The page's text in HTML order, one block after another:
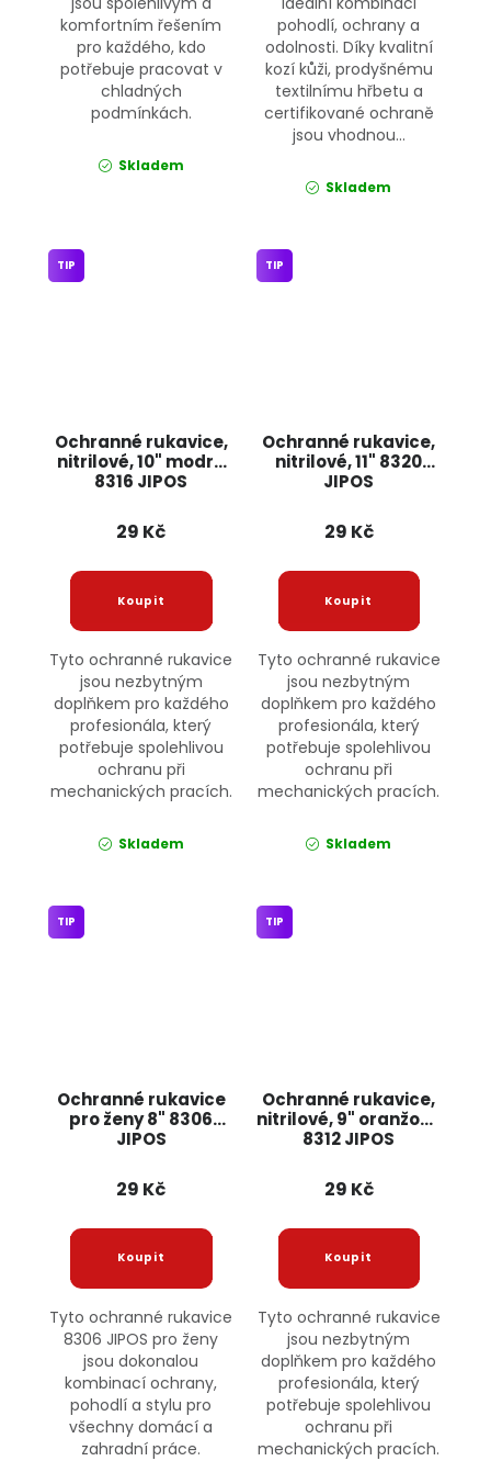
komfortním řešením
pro každého, kdo
potřebuje pracovat v
chladných
podmínkách.
Skladem
pohodlí, ochrany a
odolnosti. Díky kvalitní
kozí kůži, prodyšnému
textilnímu hřbetu a
certifikované ochraně
jsou vhodnou...
Skladem
Ochranné rukavice,
nitrilové, 10" modré
8316 JIPOS
TIP
29 Kč
Tyto ochranné rukavice
jsou nezbytným
doplňkem pro každého
profesionála, který
potřebuje spolehlivou
ochranu při
mechanických pracích.
Skladem
Ochranné rukavice,
nitrilové, 11" 8320
JIPOS
TIP
29 Kč
Tyto ochranné rukavice
jsou nezbytným
doplňkem pro každého
profesionála, který
potřebuje spolehlivou
ochranu při
mechanických pracích.
Skladem
Ochranné rukavice
pro ženy 8" 8306
JIPOS
TIP
29 Kč
Tyto ochranné rukavice
8306 JIPOS pro ženy
jsou dokonalou
kombinací ochrany,
pohodlí a stylu pro
všechny domácí a
zahradní práce.
Ochranné rukavice,
nitrilové, 9" oranžové
8312 JIPOS
TIP
29 Kč
Tyto ochranné rukavice
jsou nezbytným
doplňkem pro každého
profesionála, který
potřebuje spolehlivou
ochranu při
mechanických pracích.